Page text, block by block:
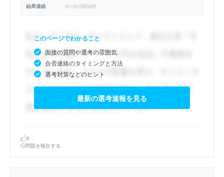
結果連絡
このページでわかること
面接の質問や選考の雰囲気
合否連絡のタイミングと方法
選考対策などのヒント
最新の選考速報を見る
0
問題を報告する